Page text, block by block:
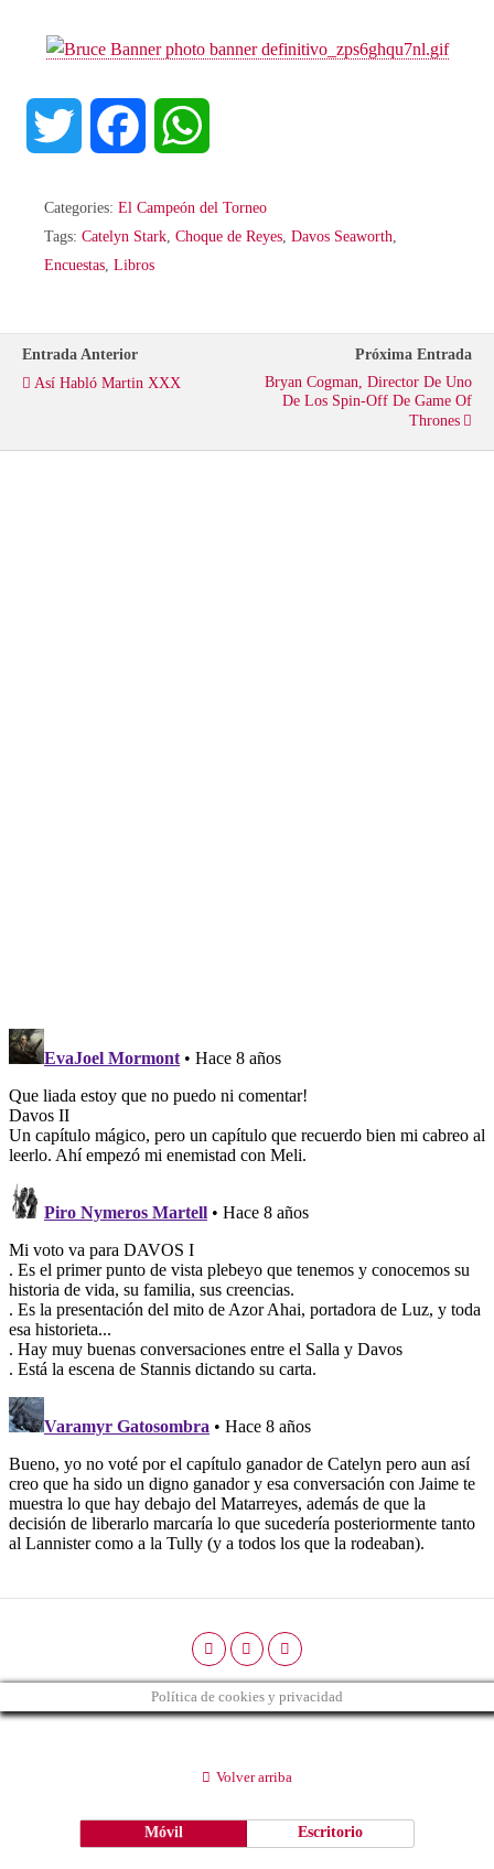
i
t
r
c
o
a
p
Categories: El Campeón del Torneo
Tags: Catelyn Stark, Choque de Reyes, Davos Seaworth,
Encuestas, Libros
Entrada Anterior
Así Habló Martin XXX
Próxima Entrada
Bryan Cogman, Director De Uno
De Los Spin-Off De Game Of
Thrones
Política de cookies y privacidad
Volver arriba
Móvil Escritorio